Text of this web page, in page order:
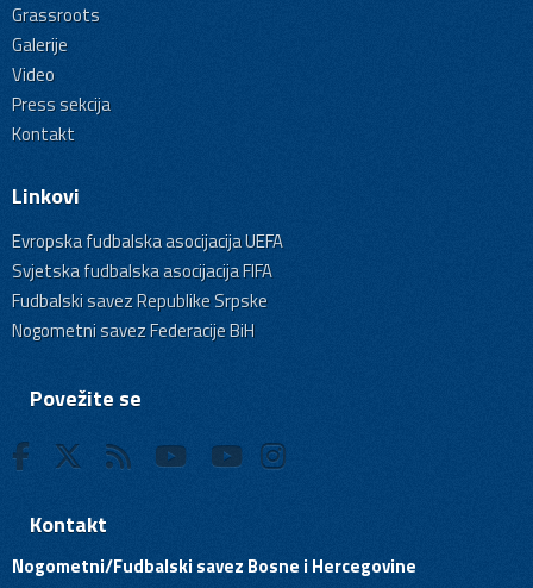
Grassroots
Galerije
Video
Press sekcija
Kontakt
Linkovi
Evropska fudbalska asocijacija UEFA
Svjetska fudbalska asocijacija FIFA
Fudbalski savez Republike Srpske
Nogometni savez Federacije BiH
Povežite se
Kontakt
Nogometni/Fudbalski savez Bosne i Hercegovine